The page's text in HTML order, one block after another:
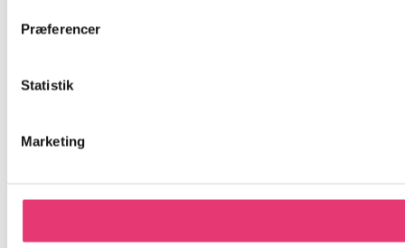
Præferencer
Statistik
Marketing